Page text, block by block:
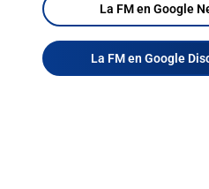
La FM en Google
La FM en Google